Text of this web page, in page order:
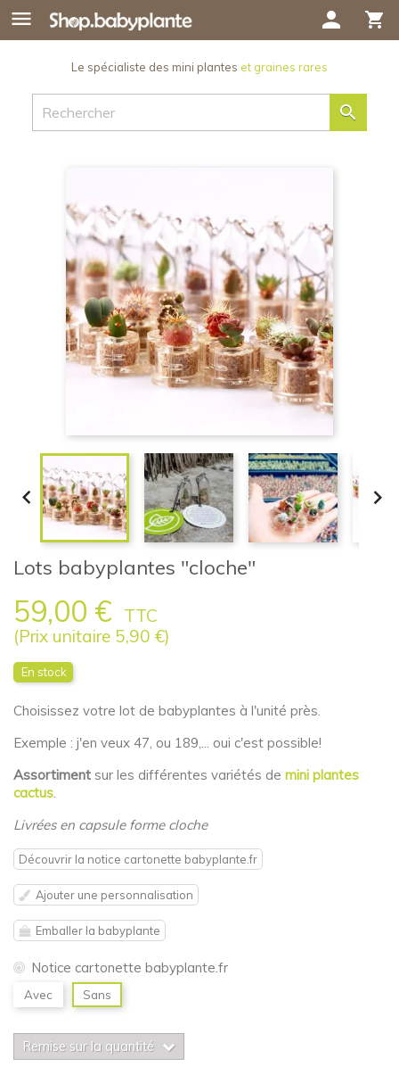
 shopping_cart
person
Le spécialiste des mini plantes et graines rares

 
Lots babyplantes "cloche"
59,00 €
TTC
(Prix unitaire 5,90 €)
En stock
Choisissez votre lot de babyplantes à l'unité près.
Exemple : j'en veux 47, ou 189,... oui c'est possible!
Assortiment sur les différentes variétés de mini plantes
cactus.
Livrées en capsule forme cloche
Découvrir la notice cartonette babyplante.fr
Ajouter une personnalisation
Emballer la babyplante
Notice cartonette babyplante.fr
Avec Sans
Remise sur la quantité